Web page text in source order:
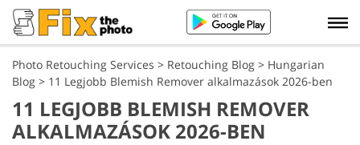
Photo Retouching Services > Retouching Blog > Hungarian
Blog > 11 Legjobb Blemish Remover alkalmazások 2026-ben
11 LEGJOBB BLEMISH REMOVER
ALKALMAZÁSOK 2026-BEN